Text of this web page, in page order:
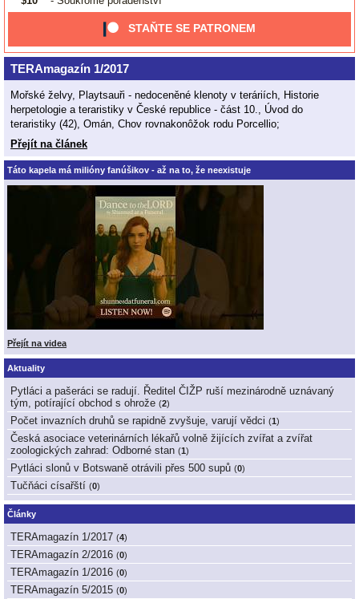
STAŇTE SE PATRONEM
TERAmagazín 1/2017
Mořské želvy, Playtsauři - nedoceněné klenoty v teráriích, Historie
herpetologie a teraristiky v České republice - část 10., Úvod do
teraristiky (42), Omán, Chov rovnakonôžok rodu Porcellio;
Přejít na článek
Táto kapela má milióny fanúšikov - až na to, že neexistuje
Přejít na videa
Aktuality
Pytláci a pašeráci se radují. Ředitel ČIŽP ruší mezinárodně uznávaný
tým, potírající obchod s ohrože (2)
Počet invazních druhů se rapidně zvyšuje, varují vědci (1 )
Česká asociace veterinárních lékařů volně žijících zvířat a zvířat
zoologických zahrad: Odborné stan (1 )
Pytláci slonů v Botswaně otrávili přes 500 supů (0)
Tučňáci císařští (0)
Články
TERAmagazín 1/2017 (4)
TERAmagazín 2/2016 (0)
TERAmagazín 1/2016 (0)
TERAmagazín 5/2015 (0)